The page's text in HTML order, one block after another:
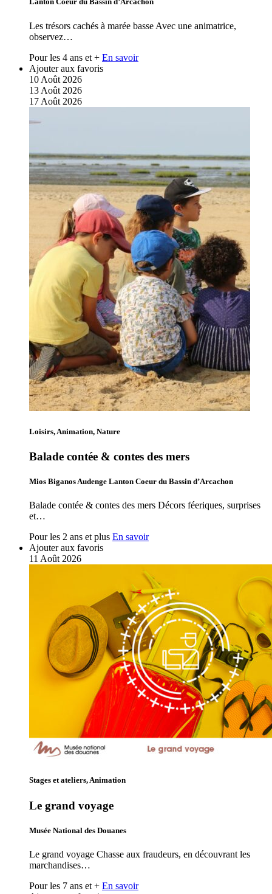
Les trésors cachés à marée basse Avec une animatrice,
observez…
Pour les 4 ans et + En savoir
Ajouter aux favoris
10 Août 2026
13 Août 2026
17 Août 2026
Loisirs, Animation, Nature
Balade contée & contes des mers
Mios Biganos Audenge Lanton Coeur du Bassin d’Arcachon
Balade contée & contes des mers Décors féeriques, surprises
et…
Pour les 2 ans et plus En savoir
Ajouter aux favoris
11 Août 2026
Stages et ateliers, Animation
Le grand voyage
Musée National des Douanes
Le grand voyage Chasse aux fraudeurs, en découvrant les
marchandises…
Pour les 7 ans et + En savoir